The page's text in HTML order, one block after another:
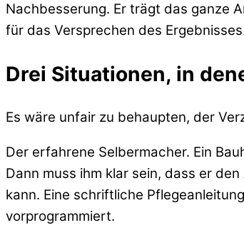
Nachbesserung. Er trägt das ganze
für das Versprechen des
Drei Situationen, in
Es wäre unfair zu behaupten, der
Der erfahrene Selbermacher. Ein
Dann muss ihm klar sein, dass er
kann. Eine schriftliche
vorprogrammiert.